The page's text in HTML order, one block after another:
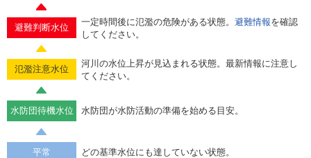
避難判断水位
一定時間後に氾濫の危険がある状態。 避難情報を確認
してください。
氾濫注意水位
河川の水位上昇が見込まれる状態。最新情報に注意し
てください。
水防団待機水位 水防団が水防活動の準備を始める目安。
平常 どの基準水位にも達していない状態。